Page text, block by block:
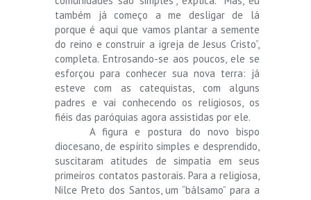
também já começo a me desligar de lá
porque é aqui que vamos plantar a semente
do reino e construir a igreja de Jesus Cristo”,
completa. Entrosando-se aos poucos, ele se
esforçou para conhecer sua nova terra: já
esteve com as catequistas, com alguns
padres e vai conhecendo os religiosos, os
fiéis das paróquias agora assistidas por ele.
A figura e postura do novo bispo
diocesano, de espírito simples e desprendido,
suscitaram atitudes de simpatia em seus
primeiros contatos pastorais. Para a religiosa,
Nilce Preto dos Santos, um “bálsamo” para a